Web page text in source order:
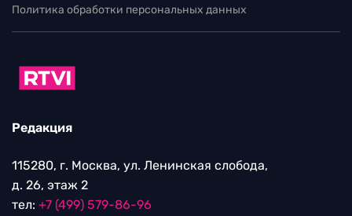
Политика обработки персональных данных
Редакция
115280, г. Москва, ул. Ленинская слобода,
д. 26, этаж 2
тел: +7 (499) 579-86-96